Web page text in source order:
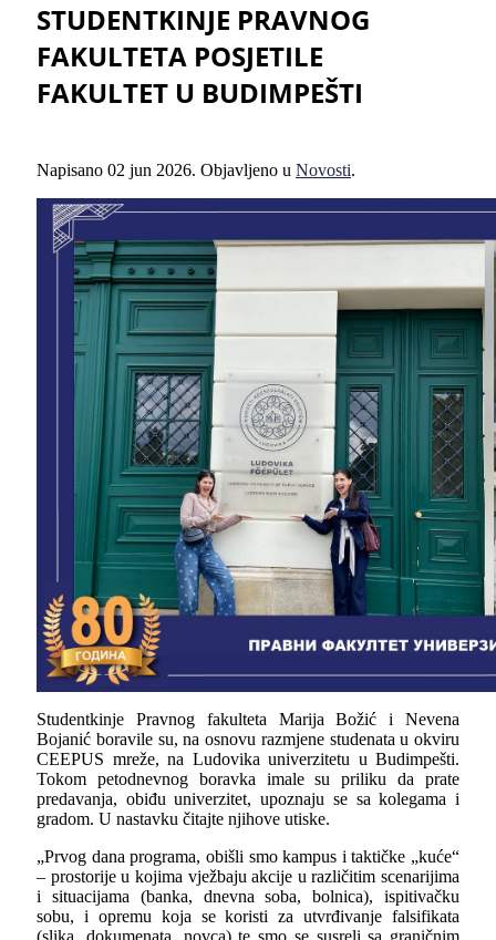
STUDENTKINJE PRAVNOG
FAKULTETA POSJETILE
FAKULTET U BUDIMPEŠTI
Napisano 02 jun 2026. Objavljeno u Novosti.
Studentkinje Pravnog fakulteta Marija Božić i Nevena
Bojanić boravile su, na osnovu razmjene studenata u okviru
CEEPUS mreže, na Ludovika univerzitetu u Budimpešti.
Tokom petodnevnog boravka imale su priliku da prate
predavanja, obiđu univerzitet, upoznaju se sa kolegama i
gradom. U nastavku čitajte njihove utiske.
„Prvog dana programa, obišli smo kampus i taktičke „kuće“
– prostorije u kojima vježbaju akcije u različitim scenarijima
i situacijama (banka, dnevna soba, bolnica), ispitivačku
sobu, i opremu koja se koristi za utvrđivanje falsifikata